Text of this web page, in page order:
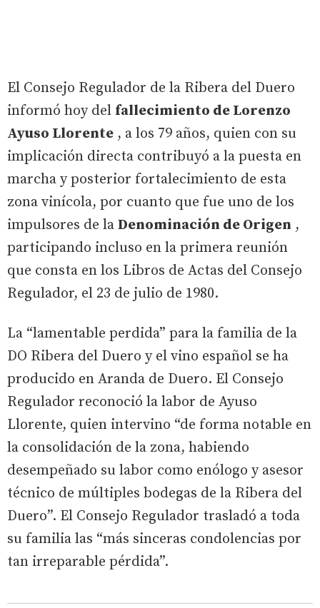
El Consejo Regulador de la Ribera del Duero
informó hoy del fallecimiento de Lorenzo
Ayuso Llorente , a los 79 años, quien con su
implicación directa contribuyó a la puesta en
marcha y posterior fortalecimiento de esta
zona vinícola, por cuanto que fue uno de los
impulsores de la Denominación de Origen ,
participando incluso en la primera reunión
que consta en los Libros de Actas del Consejo
Regulador, el 23 de julio de 1980.
La “lamentable perdida” para la familia de la
DO Ribera del Duero y el vino español se ha
producido en Aranda de Duero. El Consejo
Regulador reconoció la labor de Ayuso
Llorente, quien intervino “de forma notable en
la consolidación de la zona, habiendo
desempeñado su labor como enólogo y asesor
técnico de múltiples bodegas de la Ribera del
Duero”. El Consejo Regulador trasladó a toda
su familia las “más sinceras condolencias por
tan irreparable pérdida”.